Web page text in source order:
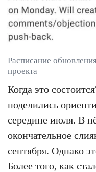
Расписание
проекта
Когда это
поделились
середине июля. В
окончательное
сентября. Однако
Более того, как